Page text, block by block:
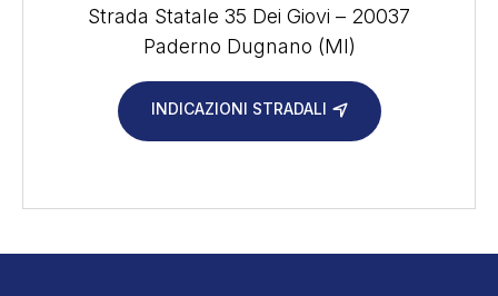
Strada Statale 35 Dei Giovi – 20037
Paderno Dugnano (MI)
INDICAZIONI STRADALI